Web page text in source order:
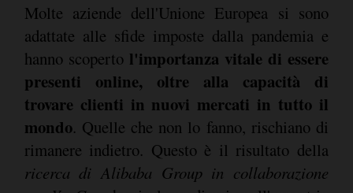
Molte aziende dell'Unione Europea si sono
adattate alle sfide imposte dalla pandemia e
hanno scopertol'importanza vitale di essere
presenti online, oltre alla capacità di
trovare clienti in nuovi mercati in tutto il
mondo. Quelle che non lo fanno, rischiano di
rimanere indietro. Questo è il risultato della
ricerca di Alibaba Group in collaborazione